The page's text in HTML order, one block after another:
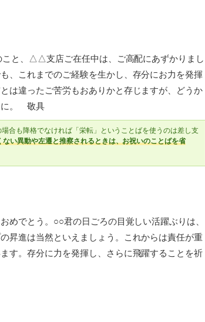
と、△△支店ご在任中は、ご高配にあずかりまし
、これまでのご経験を生かし、存分にお力を発揮
は違ったご苦労もおありかと存じますが、どうか
に。 敬具
合も降格でなければ「栄転」ということばを使うのは差し支
い異動や左遷と推察されるときは、お祝いのことばを省
でとう。○○君の日ごろの目覚しい活躍ぶりは、
進は当然といえましょう。これからは責任が重
す。存分に力を発揮し、さらに飛躍することを祈